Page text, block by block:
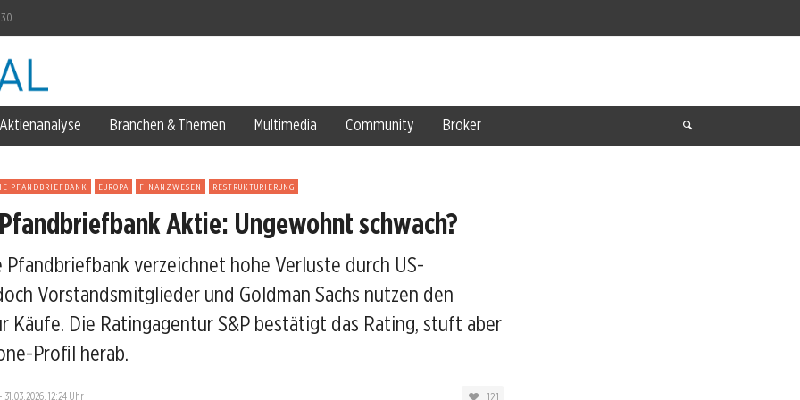
zurück
Aktienanalyse Branchen & Themen Multimedia Community Broker
PFANDBRIEFBANK EUROPA FINANZWESEN RESTRUKTURIERUNG
Aktie: Ungewohnt schwach?
Pfandbriefbank verzeichnet hohe Verluste durch US-
Vorstandsmitglieder und Goldman Sachs nutzen den
Käufe. Die Ratingagentur S&P bestätigt das Rating, stuft aber
Profil herab.
31.03.2026, 12:24 Uhr 121